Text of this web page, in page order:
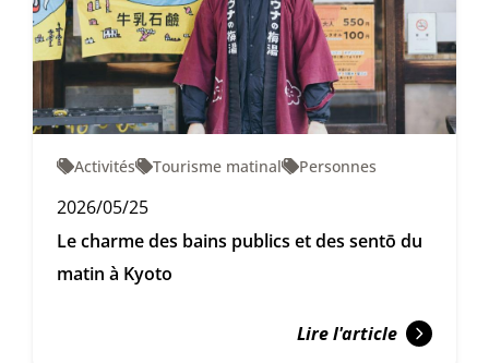
Activités Tourisme matinal Personnes
2026/05/25
Le charme des bains publics et des sentō du
matin à Kyoto
Lire l'article